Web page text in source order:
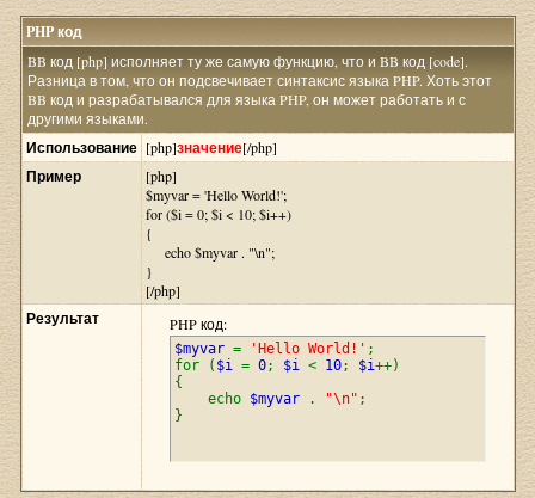
PHP код
BB код [php] исполняет ту же самую функцию, что и BB код [code].
Разница в том, что он подсвечивает синтаксис языка PHP. Хоть этот
BB код и разрабатывался для языка PHP, он может работать и с
другими языками.
Использование [php]значение[/php]
Пример
[php]
$myvar = 'Hello World!';
for ($i = 0; $i < 10; $i++)
{
echo $myvar . "\n";
}
[/php]
Результат PHP код:
$myvar = 'Hello World!' ;
for ( $i = 0; $i < 10; $i++)
{
echo $myvar . "\n" ;
}